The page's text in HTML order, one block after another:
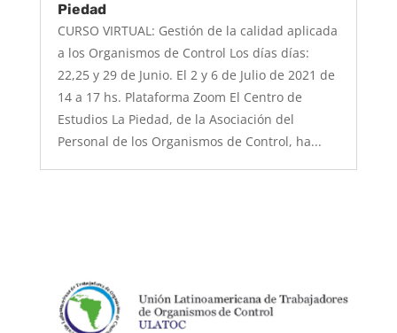
Piedad
CURSO VIRTUAL: Gestión de la calidad aplicada
a los Organismos de Control Los días días:
22,25 y 29 de Junio. El 2 y 6 de Julio de 2021 de
14 a 17 hs. Plataforma Zoom El Centro de
Estudios La Piedad, de la Asociación del
Personal de los Organismos de Control, ha...